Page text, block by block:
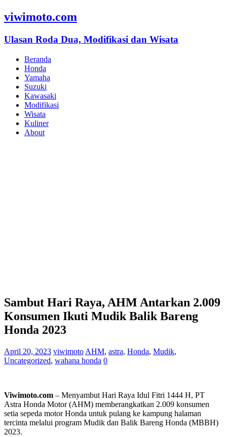
viwimoto.com
Ulasan Roda Dua, Modifikasi dan Wisata
Beranda
Honda
Yamaha
Suzuki
Kawasaki
Modifikasi
Wisata
Kuliner
About
Sambut Hari Raya, AHM Antarkan 2.009
Konsumen Ikuti Mudik Balik Bareng
Honda 2023
April 20, 2023 viwimoto AHM, astra, Honda, Mudik,
Uncategorized, wahana honda 0
Viwimoto.com – Menyambut Hari Raya Idul Fitri 1444 H, PT
Astra Honda Motor (AHM) memberangkatkan 2.009 konsumen
setia sepeda motor Honda untuk pulang ke kampung halaman
tercinta melalui program Mudik dan Balik Bareng Honda (MBBH)
2023.